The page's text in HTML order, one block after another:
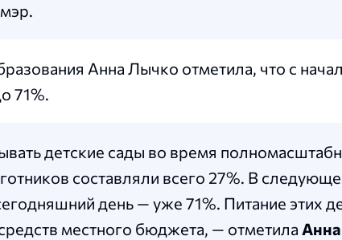
Анна Лычко отметила, что с
71%.
детские сады во время
составляли всего 27%. В
день — уже 71%. Питание этих
местного бюджета, — отметила